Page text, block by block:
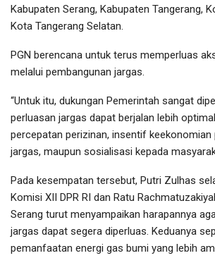
Kabupaten Serang, Kabupaten Tangerang,
Kota Tangerang Selatan.
PGN berencana untuk terus memperluas
melalui pembangunan jargas.
“Untuk itu, dukungan Pemerintah sangat
perluasan jargas dapat berjalan lebih
percepatan perizinan, insentif keekonomian
jargas, maupun sosialisasi kepada
Pada kesempatan tersebut, Putri Zulhas
Komisi XII DPR RI dan Ratu
Serang turut menyampaikan harapannya
jargas dapat segera diperluas. Keduanya
pemanfaatan energi gas bumi yang lebih